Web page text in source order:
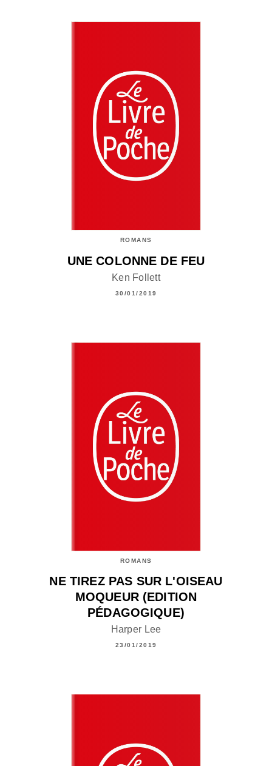
ROMANS
UNE COLONNE DE FEU
Ken Follett
30/01/2019
ROMANS
NE TIREZ PAS SUR L'OISEAU
MOQUEUR (EDITION
PÉDAGOGIQUE)
Harper Lee
23/01/2019